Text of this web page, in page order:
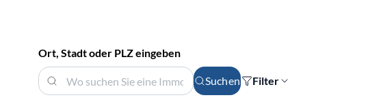
Ort, Stadt oder PLZ eingeben
Suchen Filter